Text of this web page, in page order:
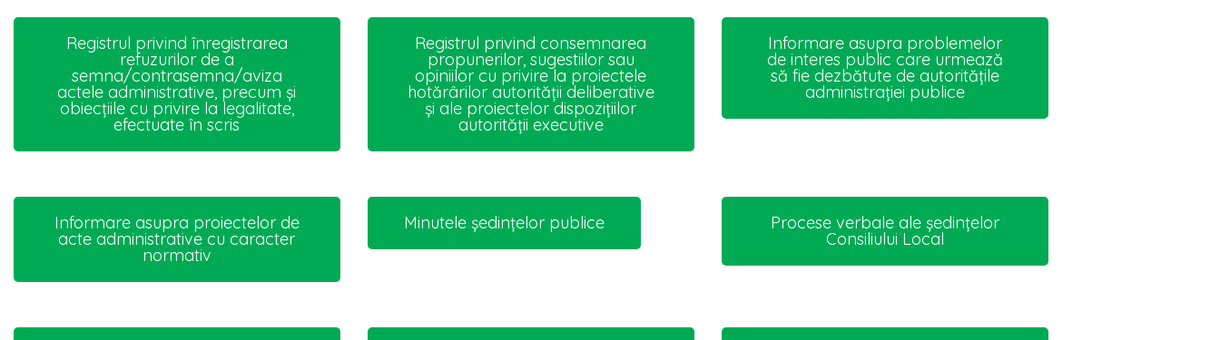
Registrul privind înregistrarea
refuzurilor de a
semna/contrasemna/aviza
actele administrative, precum și
obiecțiile cu privire la legalitate,
efectuate în scris
Registrul privind consemnarea
propunerilor, sugestiilor sau
opiniilor cu privire la proiectele
hotărârilor autorității deliberative
și ale proiectelor dispozițiilor
autorității executive
Informare asupra problemelor
de interes public care urmează
să fie dezbătute de autoritățile
administrației publice
Informare asupra proiectelor de
acte administrative cu caracter
normativ
Minutele ședințelor publice Procese verbale ale ședințelor
Consiliului Local